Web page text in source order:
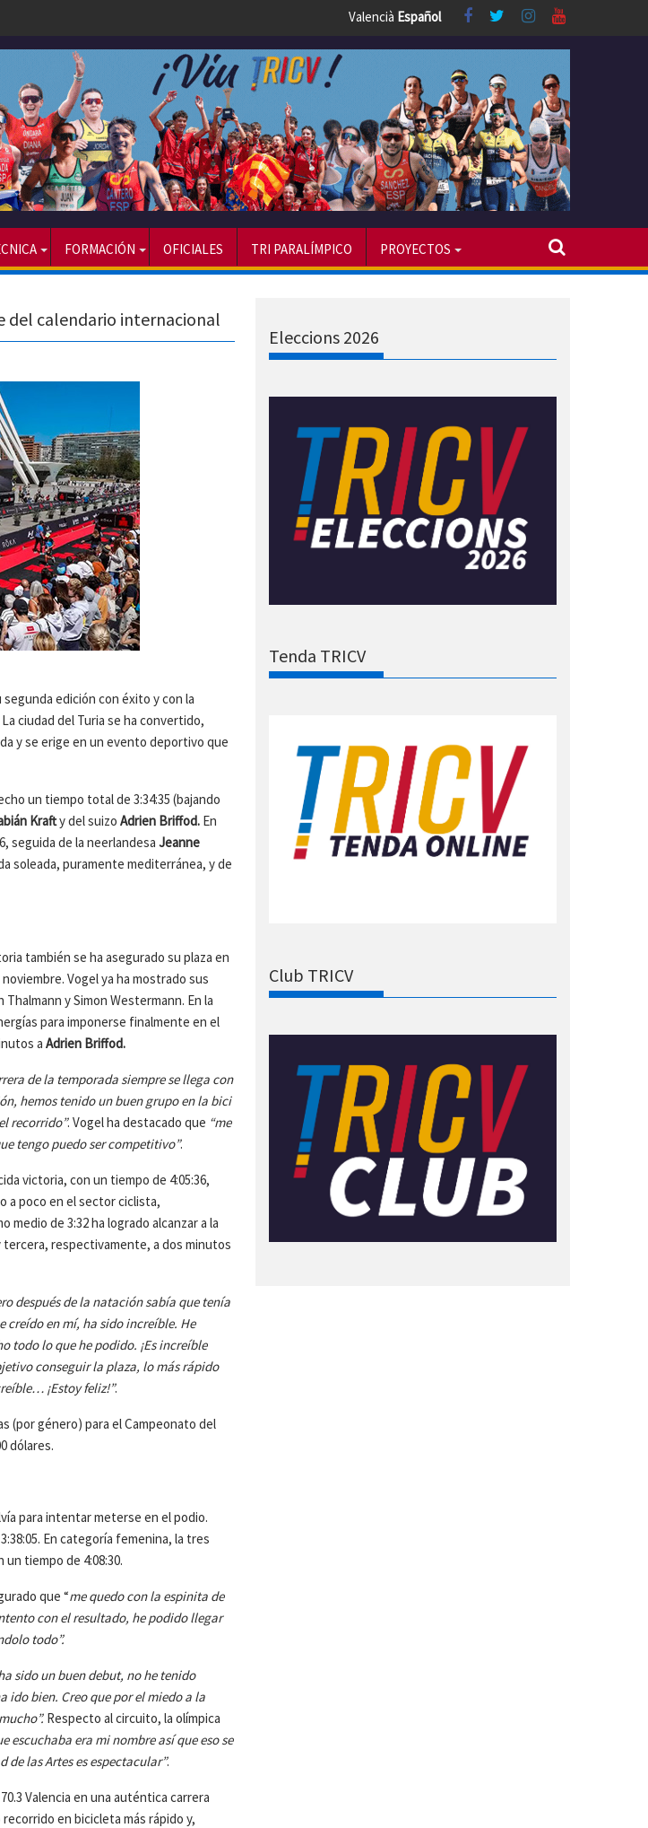
hasta la fecha Valencià Español
FORMACIÓN OFICIALES TRI PARALÍMPICO PROYECTOS
del calendario internacional
segunda edición con éxito y con la
ciudad del Turia se ha convertido,
y se erige en un evento deportivo que
un tiempo total de 3:34:35 (bajando
Krafty del suizo Adrien Briffod. En
seguida de la neerlandesa Jeanne
soleada, puramente mediterránea, y de
también se ha asegurado su plaza en
Vogel ya ha mostrado sus
y Simon Westermann. En la
para imponerse finalmente en el
a Adrien Briffod.
de la temporada siempre se llega con
hemos tenido un buen grupo en la bici
recorrido”. Vogel ha destacado que “me
tengo puedo ser competitivo”.
victoria, con un tiempo de 4:05:36,
a poco en el sector ciclista,
de 3:32 ha logrado alcanzar a la
respectivamente, a dos minutos
después de la natación sabía que tenía
creído en mí, ha sido increíble. He
todo lo que he podido. ¡Es increíble
conseguir la plaza, lo más rápido
¡Estoy feliz!”.
(por género) para el Campeonato del
dólares.
para intentar meterse en el podio.
En categoría femenina, la tres
tiempo de 4:08:30.
que “me quedo con la espinita de
con el resultado, he podido llegar
todo”.
sido un buen debut, no he tenido
ido bien. Creo que por el miedo a la
Respecto al circuito, la olímpica
escuchaba era mi nombre así que eso se
las Artes es espectacular”.
Valencia en una auténtica carrera
en bicicleta más rápido y,
Eleccions 2026
Tenda TRICV
Club TRICV